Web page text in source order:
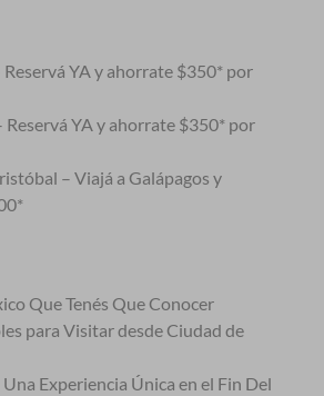
Reservá YA y ahorrate $350* por
Reservá YA y ahorrate $350* por
– Viajá a Galápagos y
Que Tenés Que Conocer
para Visitar desde Ciudad de
Experiencia Única en el Fin Del